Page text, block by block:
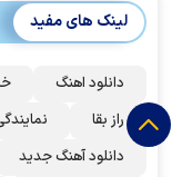
لینک های مفید
دانلود اهنگ
راز بقا
دانلود آهنگ جدید